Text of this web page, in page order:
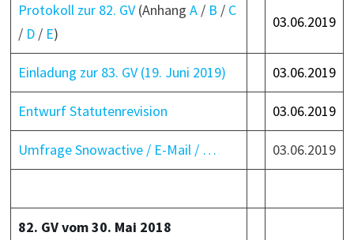
Protokoll zur 82. GV(Anhang A/ B / C
/ D/ E)
03.06.2019
Einladung zur 83. GV (19. Juni 2019) 03.06.2019
Entwurf Statutenrevision 03.06.2019
Umfrage Snowactive / E-Mail / … 03.06.2019
82. GV vom 30. Mai 2018